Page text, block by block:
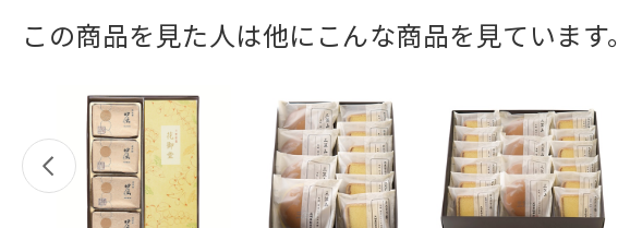
この商品を見た人は他にこんな商品を見ています。